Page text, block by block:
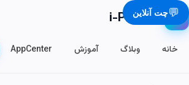
📱
i-Phone.ir
خانه وبلاگ آموزش AppCenter
💬چت آنلاین